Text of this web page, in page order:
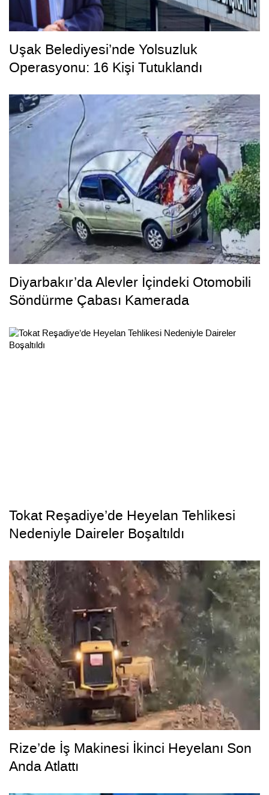
Uşak Belediyesi’nde Yolsuzluk
Operasyonu: 16 Kişi Tutuklandı
Diyarbakır’da Alevler İçindeki Otomobili
Söndürme Çabası Kamerada
Tokat Reşadiye’de Heyelan Tehlikesi
Nedeniyle Daireler Boşaltıldı
Rize’de İş Makinesi İkinci Heyelanı Son
Anda Atlattı